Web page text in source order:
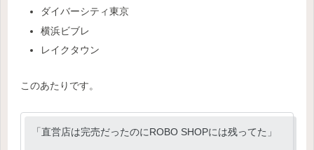
ダイバーシティ東京
横浜ビブレ
レイクタウン
このあたりです。
「直営店は完売だったのにROBO SHOPには残ってた」